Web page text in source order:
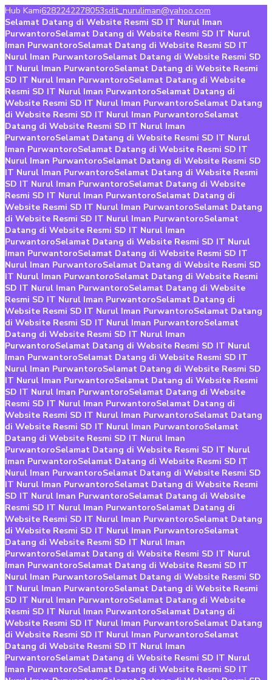
Hub Kami6282242278053sdit_nuruliman@yahoo.com
Selamat Datang di Website Resmi SD IT Nurul Iman
PurwantoroSelamat Datang di Website Resmi SD IT Nurul
Iman PurwantoroSelamat Datang di Website Resmi SD IT
Nurul Iman PurwantoroSelamat Datang di Website Resmi SD
IT Nurul Iman PurwantoroSelamat Datang di Website Resmi
SD IT Nurul Iman PurwantoroSelamat Datang di Website
Resmi SD IT Nurul Iman PurwantoroSelamat Datang di
Website Resmi SD IT Nurul Iman PurwantoroSelamat Datang
di Website Resmi SD IT Nurul Iman PurwantoroSelamat
Datang di Website Resmi SD IT Nurul Iman
PurwantoroSelamat Datang di Website Resmi SD IT Nurul
Iman PurwantoroSelamat Datang di Website Resmi SD IT
Nurul Iman PurwantoroSelamat Datang di Website Resmi SD
IT Nurul Iman PurwantoroSelamat Datang di Website Resmi
SD IT Nurul Iman PurwantoroSelamat Datang di Website
Resmi SD IT Nurul Iman PurwantoroSelamat Datang di
Website Resmi SD IT Nurul Iman PurwantoroSelamat Datang
di Website Resmi SD IT Nurul Iman PurwantoroSelamat
Datang di Website Resmi SD IT Nurul Iman
PurwantoroSelamat Datang di Website Resmi SD IT Nurul
Iman PurwantoroSelamat Datang di Website Resmi SD IT
Nurul Iman PurwantoroSelamat Datang di Website Resmi SD
IT Nurul Iman PurwantoroSelamat Datang di Website Resmi
SD IT Nurul Iman PurwantoroSelamat Datang di Website
Resmi SD IT Nurul Iman PurwantoroSelamat Datang di
Website Resmi SD IT Nurul Iman PurwantoroSelamat Datang
di Website Resmi SD IT Nurul Iman PurwantoroSelamat
Datang di Website Resmi SD IT Nurul Iman
PurwantoroSelamat Datang di Website Resmi SD IT Nurul
Iman PurwantoroSelamat Datang di Website Resmi SD IT
Nurul Iman PurwantoroSelamat Datang di Website Resmi SD
IT Nurul Iman PurwantoroSelamat Datang di Website Resmi
SD IT Nurul Iman PurwantoroSelamat Datang di Website
Resmi SD IT Nurul Iman PurwantoroSelamat Datang di
Website Resmi SD IT Nurul Iman PurwantoroSelamat Datang
di Website Resmi SD IT Nurul Iman PurwantoroSelamat
Datang di Website Resmi SD IT Nurul Iman
PurwantoroSelamat Datang di Website Resmi SD IT Nurul
Iman PurwantoroSelamat Datang di Website Resmi SD IT
Nurul Iman PurwantoroSelamat Datang di Website Resmi SD
IT Nurul Iman PurwantoroSelamat Datang di Website Resmi
SD IT Nurul Iman PurwantoroSelamat Datang di Website
Resmi SD IT Nurul Iman PurwantoroSelamat Datang di
Website Resmi SD IT Nurul Iman PurwantoroSelamat Datang
di Website Resmi SD IT Nurul Iman PurwantoroSelamat
Datang di Website Resmi SD IT Nurul Iman
PurwantoroSelamat Datang di Website Resmi SD IT Nurul
Iman PurwantoroSelamat Datang di Website Resmi SD IT
Nurul Iman PurwantoroSelamat Datang di Website Resmi SD
IT Nurul Iman PurwantoroSelamat Datang di Website Resmi
SD IT Nurul Iman PurwantoroSelamat Datang di Website
Resmi SD IT Nurul Iman PurwantoroSelamat Datang di
Website Resmi SD IT Nurul Iman PurwantoroSelamat Datang
di Website Resmi SD IT Nurul Iman PurwantoroSelamat
Datang di Website Resmi SD IT Nurul Iman
PurwantoroSelamat Datang di Website Resmi SD IT Nurul
Iman PurwantoroSelamat Datang di Website Resmi SD IT